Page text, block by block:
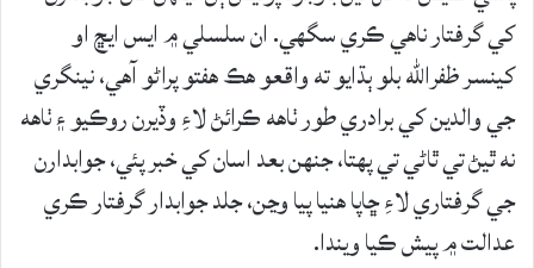
کي گرفتار ناهي ڪري سگهي. ان سلسلي ۾ ايس ايڇ او
کينسر ظفرالله بلو ٻڌايو ته واقعو هڪ هفتو پراڻو آهي، نينگري
جي والدين کي برادري طور ٺاھه ڪرائڻ لاءِ وڏيرن روڪيو ۽ ٺاھه
نه ٿيڻ تي ٿاڻي تي پهتا، جنهن بعد اسان کي خبر پئي، جوابدارن
جي گرفتاري لاءِ ڇاپا هنيا پيا وڃن، جلد جوابدار گرفتار ڪري
عدالت ۾ پيش ڪيا ويندا.